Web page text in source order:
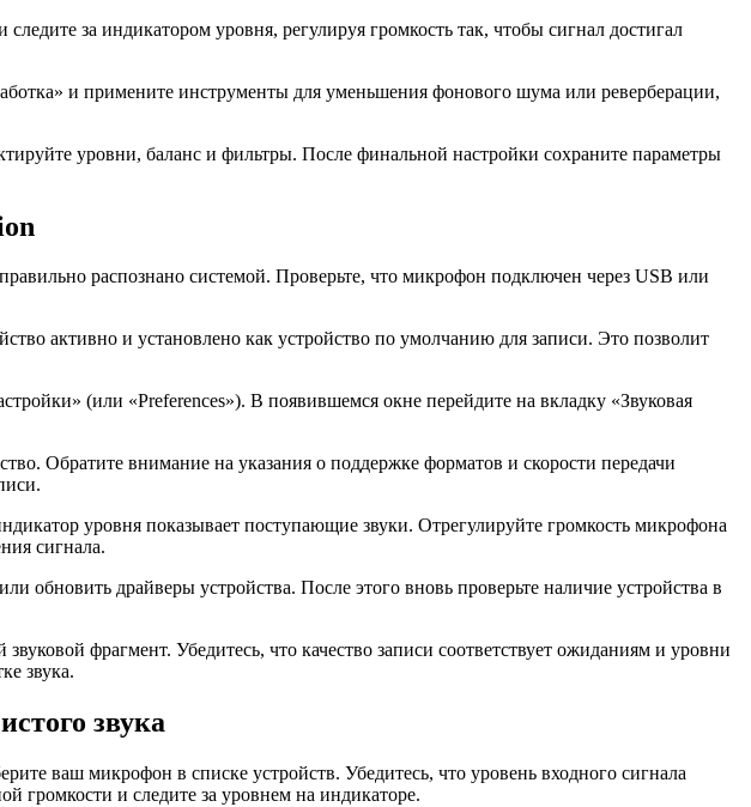
за индикатором уровня, регулируя громкость так, чтобы сигнал достигал
и примените инструменты для уменьшения фонового шума или реверберации,
уровни, баланс и фильтры. После финальной настройки сохраните параметры
распознано системой. Проверьте, что микрофон подключен через USB или
активно и установлено как устройство по умолчанию для записи. Это позволит
(или «Preferences»). В появившемся окне перейдите на вкладку «Звуковая
Обратите внимание на указания о поддержке форматов и скорости передачи
уровня показывает поступающие звуки. Отрегулируйте громкость микрофона
сигнала.
драйверы устройства. После этого вновь проверьте наличие устройства в
фрагмент. Убедитесь, что качество записи соответствует ожиданиям и уровни
звука.
звука
ваш микрофон в списке устройств. Убедитесь, что уровень входного сигнала
громкости и следите за уровнем на индикаторе.